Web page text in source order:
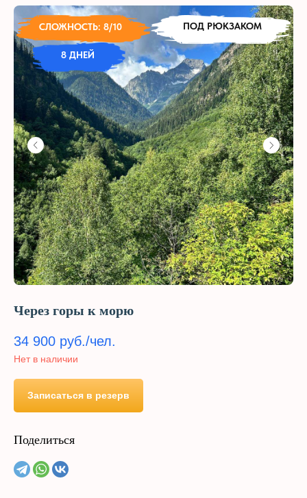
Через горы к морю
34 900 руб./чел.
Нет в наличии
Записаться в резерв
Поделиться